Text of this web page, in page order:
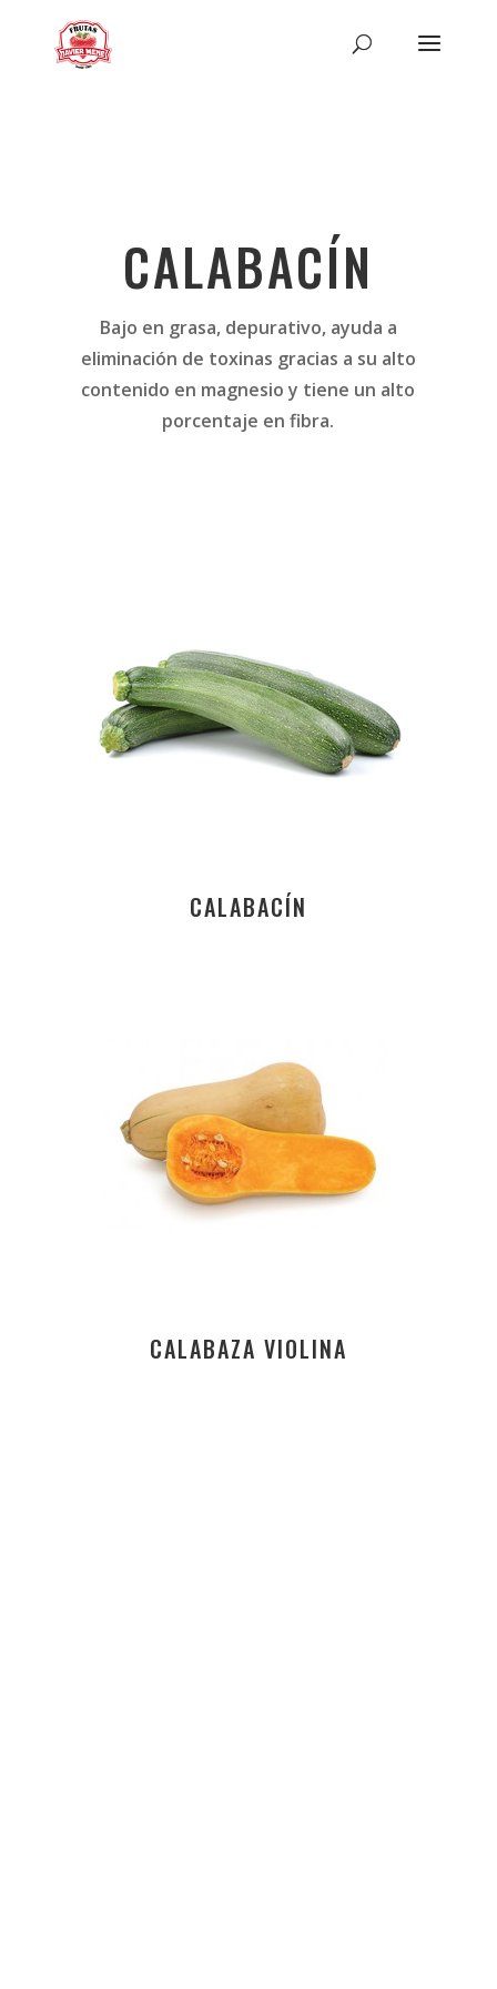
CALABACÍN
Bajo en grasa, depurativo, ayuda a
eliminación de toxinas gracias a su alto
contenido en magnesio y tiene un alto
porcentaje en fibra.
CALABACÍN
CALABAZA VIOLINA